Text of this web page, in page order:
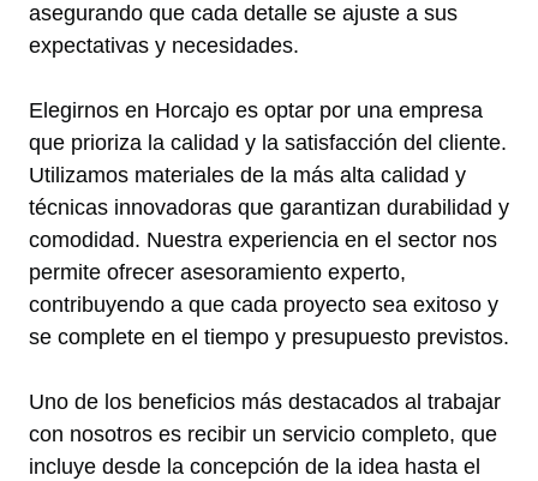
asegurando que cada detalle se ajuste a sus
expectativas y necesidades.
Elegirnos en Horcajo es optar por una empresa
que prioriza la calidad y la satisfacción del cliente.
Utilizamos materiales de la más alta calidad y
técnicas innovadoras que garantizan durabilidad y
comodidad. Nuestra experiencia en el sector nos
permite ofrecer asesoramiento experto,
contribuyendo a que cada proyecto sea exitoso y
se complete en el tiempo y presupuesto previstos.
Uno de los beneficios más destacados al trabajar
con nosotros es recibir un servicio completo, que
incluye desde la concepción de la idea hasta el